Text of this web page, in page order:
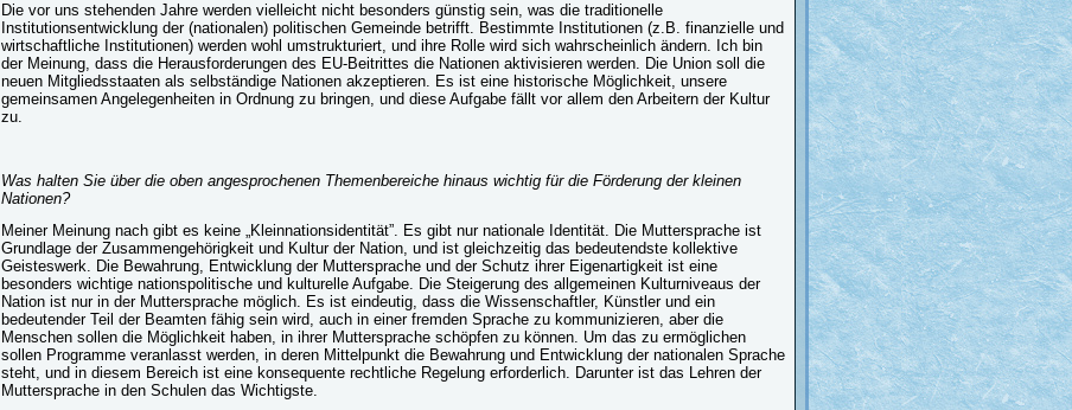
Die vor uns stehenden Jahre werden vielleicht nicht besonders günstig sein, was die traditionelle
Institutionsentwicklung der (nationalen) politischen Gemeinde betrifft. Bestimmte Institutionen (z.B. finanzielle und
wirtschaftliche Institutionen) werden wohl umstrukturiert, und ihre Rolle wird sich wahrscheinlich ändern. Ich bin
der Meinung, dass die Herausforderungen des EU-Beitrittes die Nationen aktivisieren werden. Die Union soll die
neuen Mitgliedsstaaten als selbständige Nationen akzeptieren. Es ist eine historische Möglichkeit, unsere
gemeinsamen Angelegenheiten in Ordnung zu bringen, und diese Aufgabe fällt vor allem den Arbeitern der Kultur
zu.
Was halten Sie über die oben angesprochenen Themenbereiche hinaus wichtig für die Förderung der kleinen
Nationen?
Meiner Meinung nach gibt es keine „Kleinnationsidentität”. Es gibt nur nationale Identität. Die Muttersprache ist
Grundlage der Zusammengehörigkeit und Kultur der Nation, und ist gleichzeitig das bedeutendste kollektive
Geisteswerk. Die Bewahrung, Entwicklung der Muttersprache und der Schutz ihrer Eigenartigkeit ist eine
besonders wichtige nationspolitische und kulturelle Aufgabe. Die Steigerung des allgemeinen Kulturniveaus der
Nation ist nur in der Muttersprache möglich. Es ist eindeutig, dass die Wissenschaftler, Künstler und ein
bedeutender Teil der Beamten fähig sein wird, auch in einer fremden Sprache zu kommunizieren, aber die
Menschen sollen die Möglichkeit haben, in ihrer Muttersprache schöpfen zu können. Um das zu ermöglichen
sollen Programme veranlasst werden, in deren Mittelpunkt die Bewahrung und Entwicklung der nationalen Sprache
steht, und in diesem Bereich ist eine konsequente rechtliche Regelung erforderlich. Darunter ist das Lehren der
Muttersprache in den Schulen das Wichtigste.